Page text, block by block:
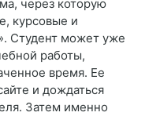
через которую
курсовые и
Студент может уже
работы,
время. Ее
и дождаться
Затем именно